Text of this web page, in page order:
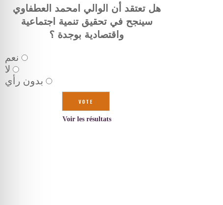
هل تعتقد أن الوالي امحمد العطفاوي
سينجح في تحقيق تنمية اجتماعية
واقتصادية بوجدة ؟
نعم
لا
بدون رأي
Voir les résultats